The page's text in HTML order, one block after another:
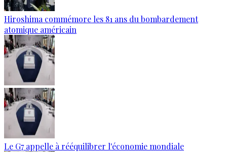
Hiroshima commémore les 81 ans du bombardement
atomique américain
Le G7 appelle à rééquilibrer l'économie mondiale